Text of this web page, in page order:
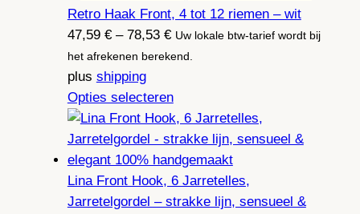
Retro Haak Front, 4 tot 12 riemen – wit
47,59 € – 78,53 €Prijsklasse:
47,59 €
78,53 €
Uw lokale btw-tarief wordt bij
het afrekenen berekend.
plus shipping
Opties selecteren
Lina Front Hook, 6 Jarretelles,
Jarretelgordel – strakke lijn, sensueel &